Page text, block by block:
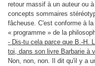
retour massif à un auteur ou
concepts sommaires
fâcheuse. C'est conforme à
« programme » de la
- Dis-tu cela parce que B.-H.
toi, dans son livre Barbarie à
Non, non, non. Il dit qu'il y a